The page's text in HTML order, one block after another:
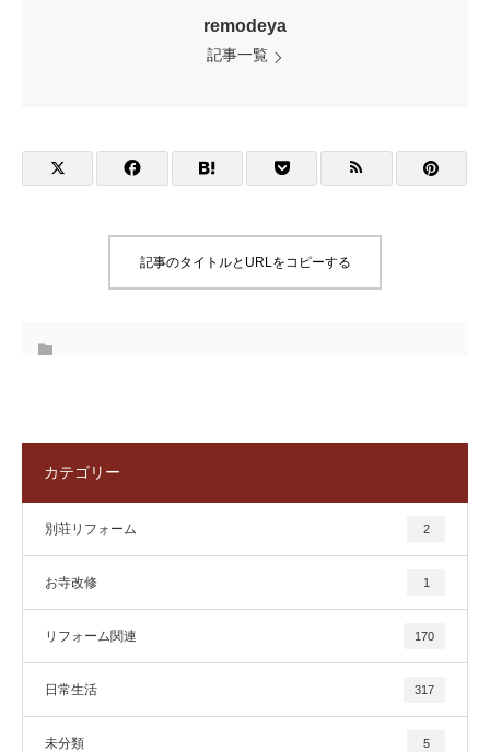
remodeya
記事一覧
記事のタイトルとURLをコピーする
カテゴリー
別荘リフォーム 2
お寺改修 1
リフォーム関連 170
日常生活 317
未分類 5